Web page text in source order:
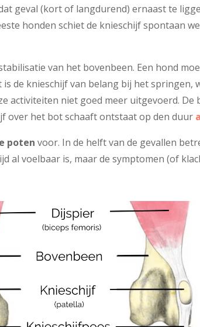
geval (kort of langdurend) ernaast te
honden schiet de knieschijf spontaan
van het bovenbeen. Een hond
de knieschijf van belang bij het springen,
activiteiten niet goed meer uitgevoerd. De
over het bot schaaft ontstaat op den duur
poten voor. In de helft van de gevallen
al voelbaar is, maar de symptomen (of